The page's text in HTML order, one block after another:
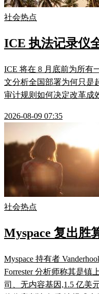
社会热点
ICE 执法记录仪
ICE 将在 8 月底前为所有
文分析全国部署为何只是
审计规则如何决定改革成
2026-08-09 07:35
社会热点
Myspace 复出胜
Myspace 持有者
Forrester 分析师称其是镇
司、无内容基因,1.5 亿美